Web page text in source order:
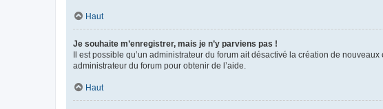
Haut
Je souhaite m’enregistrer, mais je n’y parviens pas !
Il est possible qu’un administrateur du forum ait désactivé la création de
administrateur du forum pour obtenir de l’aide.
Haut